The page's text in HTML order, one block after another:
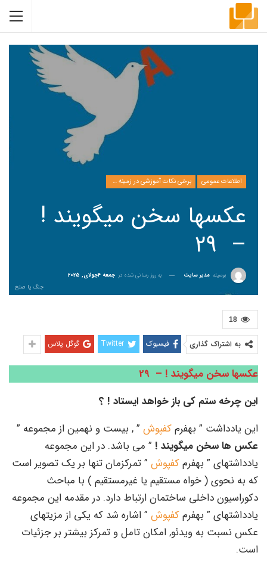
اطلاعات عمومی برخی نکات آموزشی در زمینه مدیریت
عکسها سخن میگویند !
– 29
بوسیله مدیر سایت به روز رسانی شده در جمعه 4جولای, 2025
جنگ یا صلح
18
به اشتراک گذاری فیسبوک Twitter گوگل پلاس
عکسها سخن میگویند ! – 29
این چرخه ستم کی باز خواهد ایستاد ! ؟
این یادداشت ” بهفرمکفپوش ” , بیست و نهمین از مجموعه ”
عکس ها سخن میگویند ! ” می باشد. در این مجموعه
یادداشتهای ” بهفرمکفپوش ” تمرکزمان تنها بر یک تصویر است
که به نحوی ( خواه مستقیم یا غیرمستقیم ) با مباحث
دکوراسیون داخلی ساختمان ارتباط دارد. در مقدمه این مجموعه
یادداشتهای ” بهفرمکفپوش ” اشاره شد که یکی از مزیتهای
عکس نسبت به ویدئو, امکان تامل و تمرکز بیشتر بر جزئیات
است.